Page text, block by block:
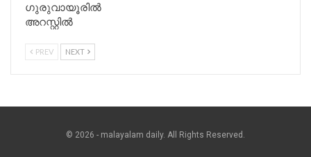
ഗുരുവായൂരിൽ
അറസ്റ്റിൽ
PREV NEXT
© 2026 - malayalam daily. All Rights Reserved.